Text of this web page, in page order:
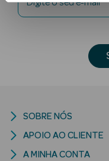
Ver Tudo
Solares
Corpo
Digite o seu e-mail
SOBRE NÓS
APOIO AO CLIENTE
A MINHA CONTA